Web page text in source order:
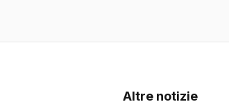
Altre notizie